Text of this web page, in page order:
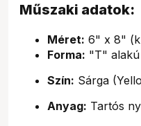
Műszaki adatok:
Méret: 6" x 8"
Forma: "T" alakú
Szín: Sárga
Anyag: Tartós